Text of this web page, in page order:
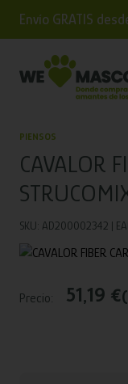
Envío GRATIS
PIENSOS
CAVALOR
SKU: AD200002342 |
Precio: 51,19 €